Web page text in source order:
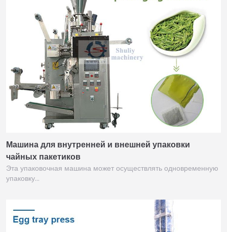
Машина для внутренней и внешней упаковки
чайных пакетиков
Эта упаковочная машина может осуществлять одновременную
упаковку…